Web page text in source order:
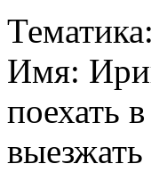
Имя:
поехать